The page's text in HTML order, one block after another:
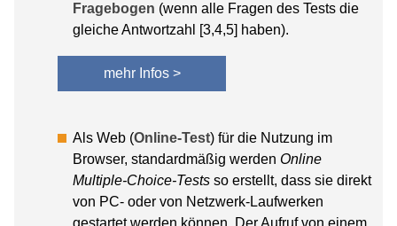
Fragebogen (wenn alle Fragen des Tests die
gleiche Antwortzahl [3,4,5] haben).
mehr Infos >
Als Web (Online-Test) für die Nutzung im
Browser, standardmäßig werden Online
Multiple-Choice-Tests so erstellt, dass sie direkt
von PC- oder von Netzwerk-Laufwerken
gestartet werden können. Der Aufruf von einem